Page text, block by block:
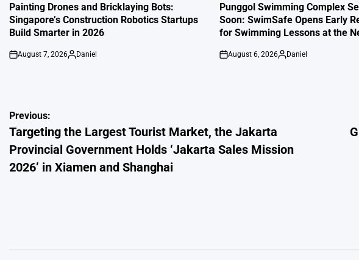
INPainting Drones and Bricklaying Bots:
Singapore’s Construction Robotics Startups
Build Smarter in 2026
on
August 7, 2026
Posted
Daniel
INPunggol Swimming Complex
Soon: SwimSafe Opens Early
for Swimming Lessons at the
on
August 6, 2026
Posted
Daniel
Post
navigation
Previous:
Targeting the Largest Tourist Market, the Jakarta
Provincial Government Holds ‘Jakarta Sales Mission
2026’ in Xiamen and Shanghai